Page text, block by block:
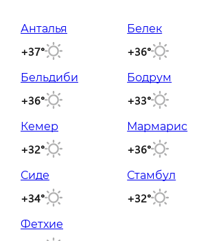
Анталья
+37°
Белек
+36°
Бельдиби
+36°
Бодрум
+33°
Кемер
+32°
Мармарис
+36°
Сиде
+34°
Стамбул
+32°
Фетхие